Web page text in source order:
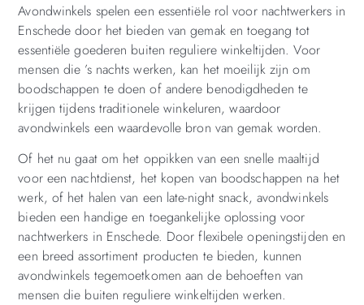
Avondwinkels spelen een essentiële rol voor nachtwerkers in
Enschede door het bieden van gemak en toegang tot
essentiële goederen buiten reguliere winkeltijden. Voor
mensen die ’s nachts werken, kan het moeilijk zijn om
boodschappen te doen of andere benodigdheden te
krijgen tijdens traditionele winkeluren, waardoor
avondwinkels een waardevolle bron van gemak worden.
Of het nu gaat om het oppikken van een snelle maaltijd
voor een nachtdienst, het kopen van boodschappen na het
werk, of het halen van een late-night snack, avondwinkels
bieden een handige en toegankelijke oplossing voor
nachtwerkers in Enschede. Door flexibele openingstijden en
een breed assortiment producten te bieden, kunnen
avondwinkels tegemoetkomen aan de behoeften van
mensen die buiten reguliere winkeltijden werken.